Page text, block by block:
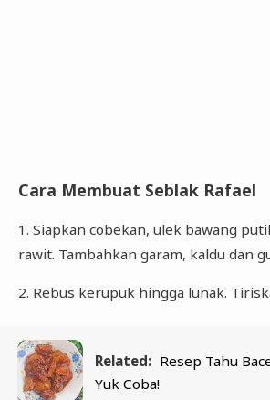
Cara Membuat Seblak Rafael
1. Siapkan cobekan, ulek bawang
rawit. Tambahkan garam, kaldu dan
2. Rebus kerupuk hingga lunak.
Related: Resep Tahu
Yuk Coba!